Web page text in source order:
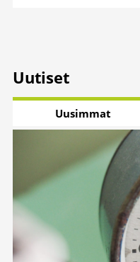
Uutiset
Uusimmat